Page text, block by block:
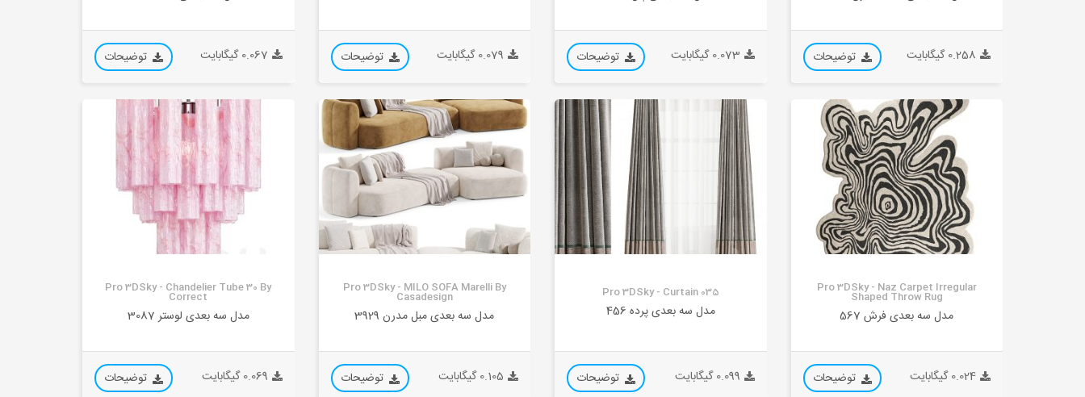
0.258 گیگابایت توضیحات 0.073 گیگابایت توضیحات 0.079 گیگابایت توضیحات 0.067 گیگابایت توضیحات
Pro 3DSky - Naz Carpet Irregular
Shaped Throw Rug
مدل سه بعدی فرش 567
0.024 گیگابایت توضیحات
Pro 3DSky - Curtain 035
مدل سه بعدی پرده 456
0.099 گیگابایت توضیحات
Pro 3DSky - MILO SOFA Marelli By
Casadesign
مدل سه بعدی مبل مدرن 3929
0.105 گیگابایت توضیحات
Pro 3DSky - Chandelier Tube 30 By
Correct
مدل سه بعدی لوستر 3087
0.069 گیگابایت توضیحات